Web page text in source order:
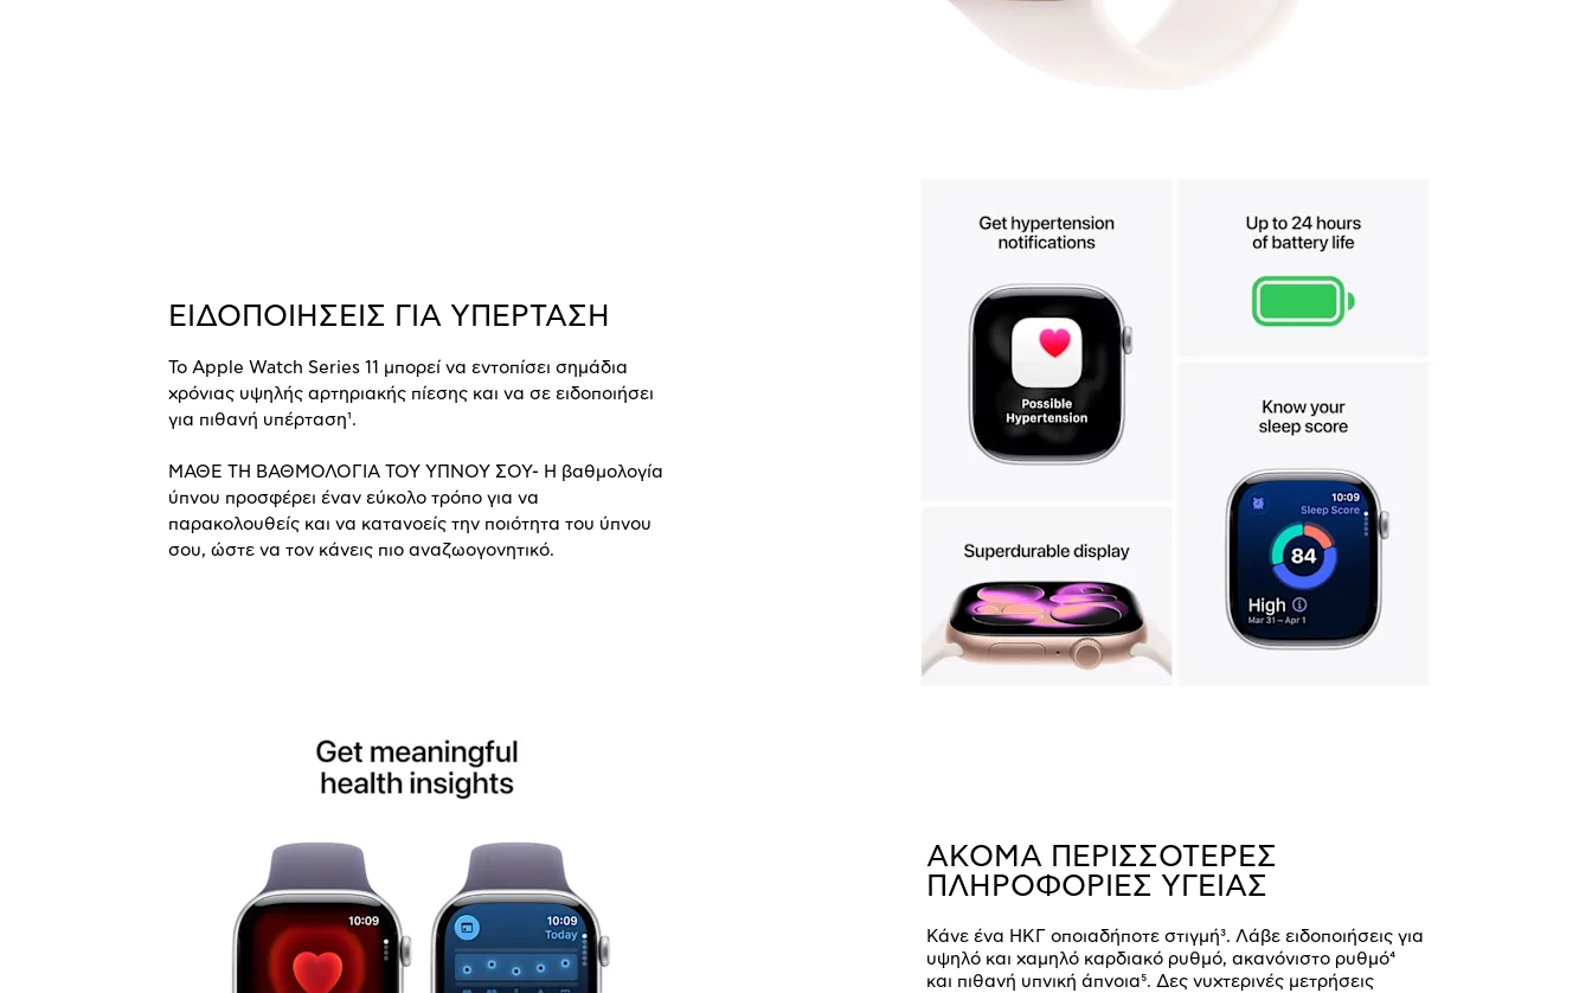
ΕΙΔΟΠΟΙΗΣΕΙΣ ΓΙΑ ΥΠΕΡΤΑΣΗ
Το Apple Watch Series 11 μπορεί να εντοπίσει σημάδια
χρόνιας υψηλής αρτηριακής πίεσης και να σε ειδοποιήσει
για πιθανή υπέρταση¹.
ΜΑΘΕ ΤΗ ΒΑΘΜΟΛΟΓΙΑ ΤΟΥ ΥΠΝΟΥ ΣΟΥ- Η βαθμολογία
ύπνου προσφέρει έναν εύκολο τρόπο για να
παρακολουθείς και να κατανοείς την ποιότητα του ύπνου
σου, ώστε να τον κάνεις πιο αναζωογονητικό.
ΑΚΟΜΑ ΠΕΡΙΣΣΟΤΕΡΕΣ
ΠΛΗΡΟΦΟΡΙΕΣ ΥΓΕΙΑΣ
Κάνε ένα ΗΚΓ οποιαδήποτε στιγμή³. Λάβε ειδοποιήσεις για
υψηλό και χαμηλό καρδιακό ρυθμό, ακανόνιστο ρυθμό⁴
και πιθανή υπνική άπνοια⁵. Δες νυχτερινές μετρήσεις